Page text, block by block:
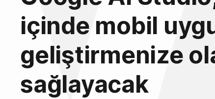
içinde mobil
geliştirmenize
sağlayacak